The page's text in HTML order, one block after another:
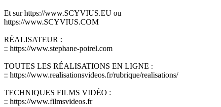
Et sur https://www.SCYVIUS.EU ou
https://www.SCYVIUS.COM
RÉALISATEUR :
:: https://www.stephane-poirel.com
TOUTES LES RÉALISATIONS EN LIGNE :
:: https://www.realisationsvideos.fr/rubrique/realisations/
TECHNIQUES FILMS VIDÉO :
:: https://www.filmsvideos.fr